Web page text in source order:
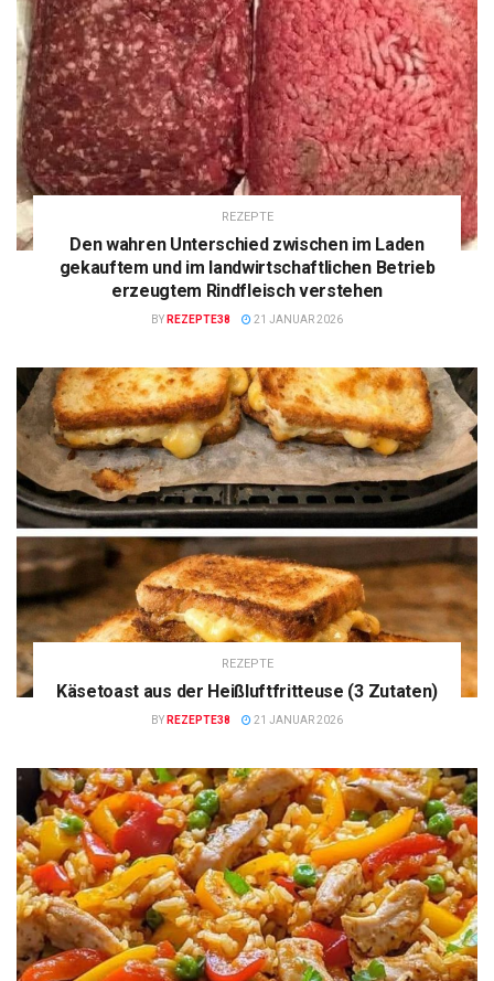
REZEPTE
Den wahren Unterschied zwischen im Laden
gekauftem und im landwirtschaftlichen Betrieb
erzeugtem Rindfleisch verstehen
BY REZEPTE38 21 JANUAR 2026
REZEPTE
Käsetoast aus der Heißluftfritteuse (3 Zutaten)
BY REZEPTE38 21 JANUAR 2026